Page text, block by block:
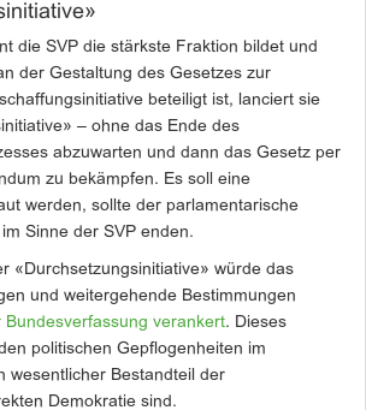
die SVP die stärkste Fraktion bildet und
der Gestaltung des Gesetzes zur
beteiligt ist, lanciert sie
– ohne das Ende des
abzuwarten und dann das Gesetz per
zu bekämpfen. Es soll eine
werden, sollte der parlamentarische
Sinne der SVP enden.
«Durchsetzungsinitiative» würde das
und weitergehende Bestimmungen
verankert. Dieses
politischen Gepflogenheiten im
wesentlicher Bestandteil der
Demokratie sind.